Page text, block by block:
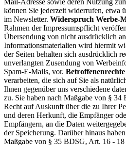
können Sie jederzeit widerrufen, etwa
im Newsletter. Widerspruch Werbe-
Rahmen der Impressumspflicht
Übersendung von nicht ausdrücklich
Informationsmaterialien wird hiermit
der Seiten behalten sich ausdrücklich
unverlangten Zusendung von
Spam-E-Mails, vor. Betroffenenrechte
verarbeiten, die sich auf Sie als
Ihnen gegenüber uns verschiedene
zu. Sie haben nach Maßgabe von §
Recht auf Auskunft über die zu Ihrer
und deren Herkunft, die Empfänger
Empfängern, an die Daten
der Speicherung. Darüber hinaus
Maßgabe von § 35 BDSG, Art. 16 -